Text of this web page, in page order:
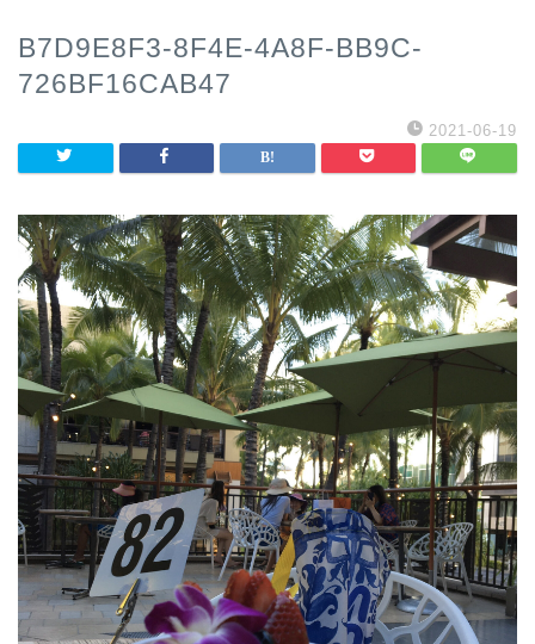
B7D9E8F3-8F4E-4A8F-BB9C-
726BF16CAB47
2021-06-19